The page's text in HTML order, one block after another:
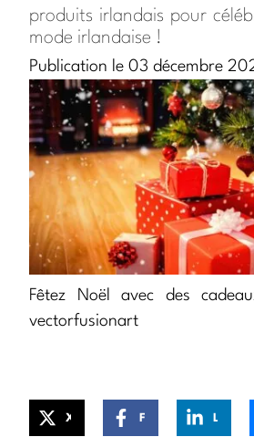
produits irlandais pour
mode irlandaise !
Publication le 03 décembre
Fêtez Noël avec des
vectorfusionart